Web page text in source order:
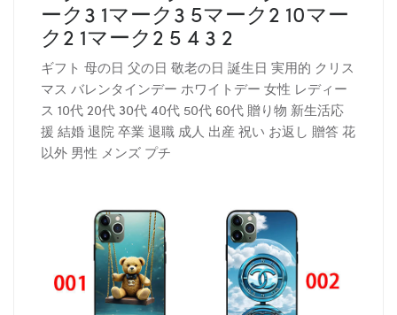
ーク3 1マーク3 5マーク2 10マー
ク2 1マーク2 5 4 3 2
ギフト 母の日 父の日 敬老の日 誕生日 実用的 クリス
マス バレンタインデー ホワイトデー 女性 レディー
ス 10代 20代 30代 40代 50代 60代 贈り物 新生活応
援 結婚 退院 卒業 退職 成人 出産 祝い お返し 贈答 花
以外 男性 メンズ プチ